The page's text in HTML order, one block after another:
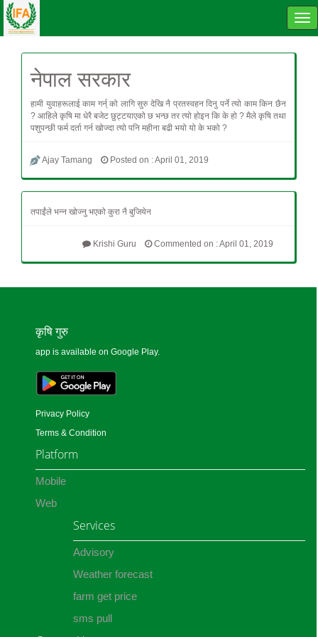
नेपाल सरकार
हामी युवाहरूलाई काम गर्न् को लागि सुरु देखि नै प्रतस्वहन दिनु पर्ने त्यो काम किन छैन
? आहिले कृषि मा धेरै बजेट छुट्टयाएको छ भन्छ तर त्यो होइन कि के हो ? मैले कृषि तथा
पशुपन्छी फर्म दर्ता गर्न खोज्दा त्यो पनि महीना बढी भयो यो के भको ?
Ajay Tamang Posted on : April 01, 2019
तपाईंले भन्न खोज्नु भएको कुरा नै बुजियेन
Commented on : April 01, 2019
Krishi Guru
कृषि गुरु
app is available on Google Play.
Privacy Policy
Terms & Condition
Platform
Mobile
Web
Services
Advisory
Weather forecast
farm get price
sms pull